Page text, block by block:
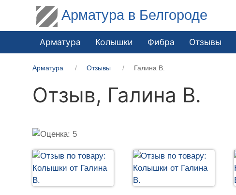
Арматура в Белгороде
Арматура Колышки Фибра Отзывы
Арматура Отзывы Галина В.
Отзыв, Галина В.